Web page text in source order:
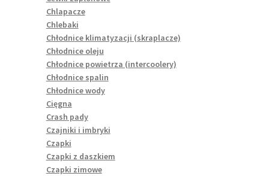
Chlapacze
Chlebaki
Chłodnice klimatyzacji (skraplacze)
Chłodnice oleju
Chłodnice powietrza (intercoolery)
Chłodnice spalin
Chłodnice wody
Cięgna
Crash pady
Czajniki i imbryki
Czapki
Czapki z daszkiem
Czapki zimowe